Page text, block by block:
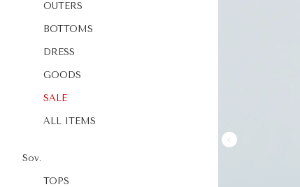
OUTERS
BOTTOMS
DRESS
GOODS
SALE
ALL ITEMS
Sov.
TOPS